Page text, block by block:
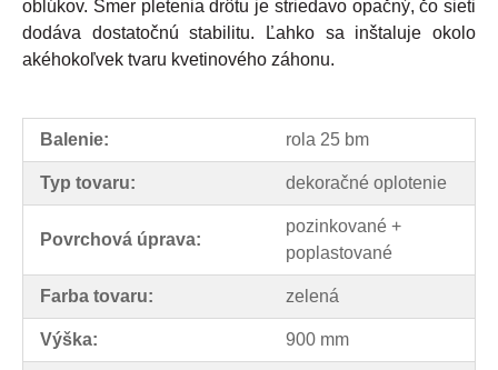
oblúkov. Smer pletenia drôtu je striedavo opačný, čo sieti
dodáva
dostatočnú stabilitu. Ľahko sa inštaluje okolo
akéhokoľvek tvaru kvetinového záhonu.
Balenie: rola 25 bm
Typ tovaru: dekoračné oplotenie
Povrchová úprava:
pozinkované +
poplastované
Farba tovaru: zelená
Výška: 900 mm